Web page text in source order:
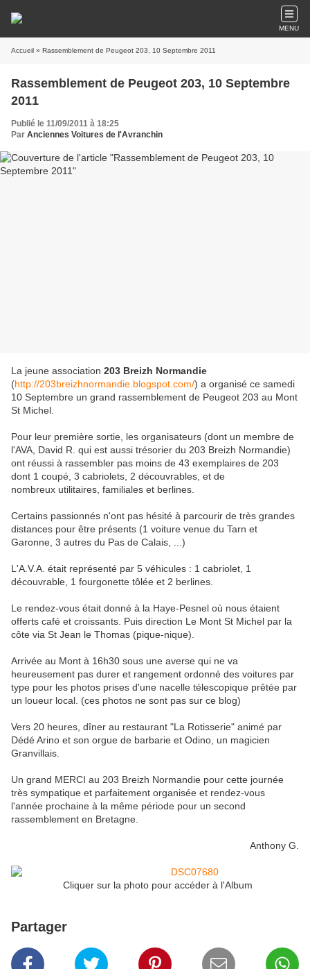
MENU
Accueil » Rassemblement de Peugeot 203, 10 Septembre 2011
Rassemblement de Peugeot 203, 10 Septembre
2011
Publié le 11/09/2011 à 18:25
Par Anciennes Voitures de l'Avranchin
La jeune association 203 Breizh Normandie
(http://203breizhnormandie.blogspot.com/) a organisé ce samedi
10 Septembre un grand rassemblement de Peugeot 203 au Mont
St Michel.
Pour leur première sortie, les organisateurs (dont un membre de
l'AVA, David R. qui est aussi trésorier du 203 Breizh Normandie)
ont réussi à rassembler pas moins de 43 exemplaires de 203
dont 1 coupé, 3 cabriolets, 2 découvrables, et de
nombreux utilitaires, familiales et berlines.
Certains passionnés n'ont pas hésité à parcourir de très grandes
distances pour être présents (1 voiture venue du Tarn et
Garonne, 3 autres du Pas de Calais, ...)
L'A.V.A. était représenté par 5 véhicules : 1 cabriolet, 1
découvrable, 1 fourgonette tôlée et 2 berlines.
Le rendez-vous était donné à la Haye-Pesnel où nous étaient
offerts café et croissants. Puis direction Le Mont St Michel par la
côte via St Jean le Thomas (pique-nique).
Arrivée au Mont à 16h30 sous une averse qui ne va
heureusement pas durer et rangement ordonné des voitures par
type pour les photos prises d'une nacelle télescopique prêtée par
un loueur local. (ces photos ne sont pas sur ce blog)
Vers 20 heures, dîner au restaurant "La Rotisserie" animé par
Dédé Arino et son orgue de barbarie et Odino, un magicien
Granvillais.
Un grand MERCI au 203 Breizh Normandie pour cette journée
très sympatique et parfaitement organisée et rendez-vous
l'année prochaine à la même période pour un second
rassemblement en Bretagne.
Anthony G.
Cliquer sur la photo pour accéder à l'Album
Partager